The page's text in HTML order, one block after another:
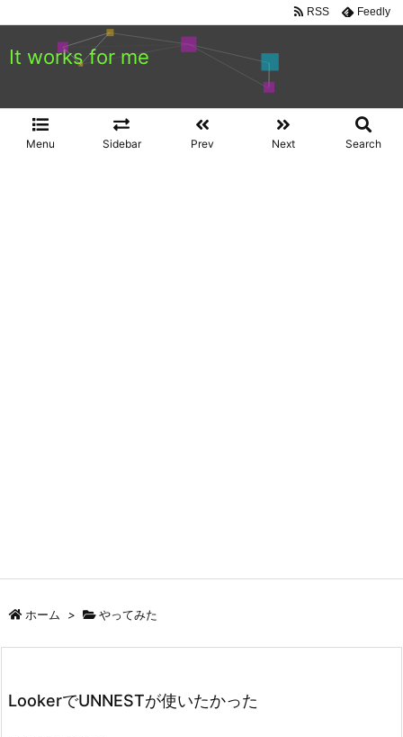
It works for me
Menu Sidebar Prev Next Search
RSS Feedly
ホーム > やってみた
LookerでUNNESTが使いたかった